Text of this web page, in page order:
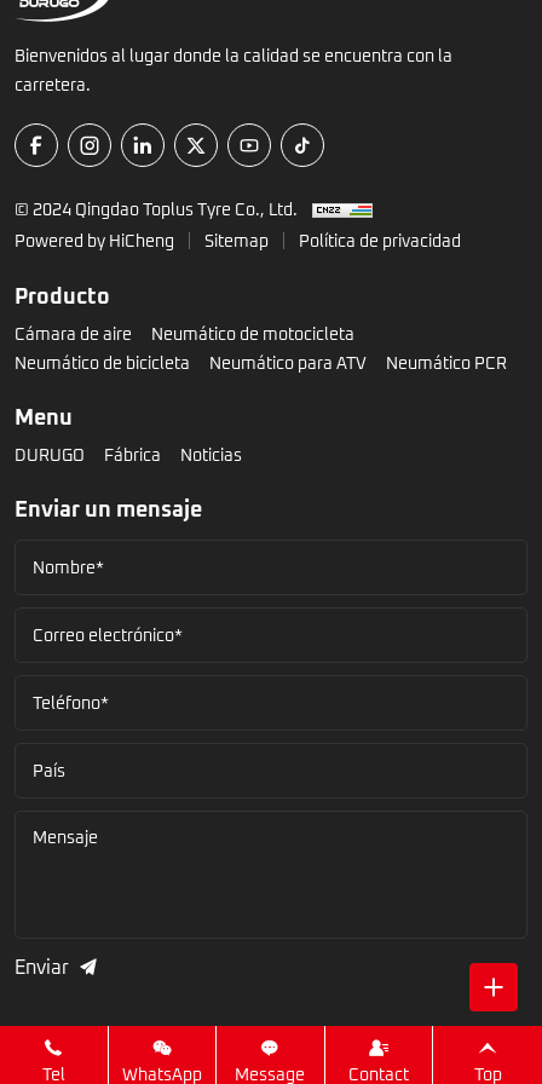
Bienvenidos al lugar donde la calidad se encuentra con la
carretera.
© 2024 Qingdao Toplus Tyre Co., Ltd.
Powered by HiCheng
Sitemap Política de privacidad
Producto
Cámara de aire
Neumático de motocicleta
Neumático de bicicleta
Neumático para ATV Neumático PCR
Menu
DURUGO Fábrica Noticias
Enviar un mensaje
Nombre*
Correo electrónico*
Teléfono*
País
Mensaje
Enviar
Tel WhatsApp Message Contact Top